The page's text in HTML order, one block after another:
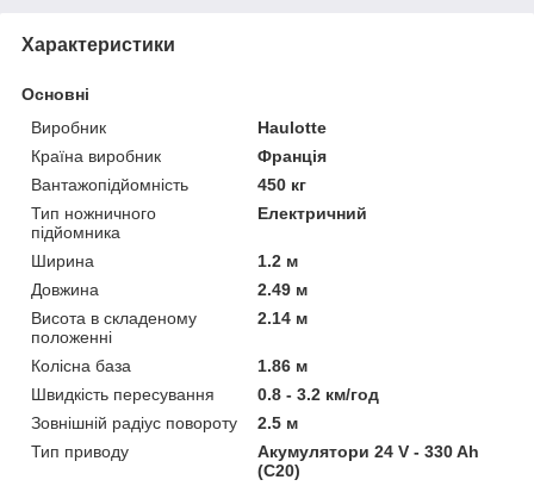
Характеристики
Основні
Виробник
Haulotte
Країна виробник
Франція
Вантажопідйомність
450 кг
Тип ножничного
підйомника
Електричний
Ширина
1.2 м
Довжина
2.49 м
Висота в складеному
положенні
2.14 м
Колісна база
1.86 м
Швидкість пересування
0.8 - 3.2 км/год
Зовнішній радіус повороту
2.5 м
Тип приводу
Акумулятори 24 V - 330 Ah
(C20)